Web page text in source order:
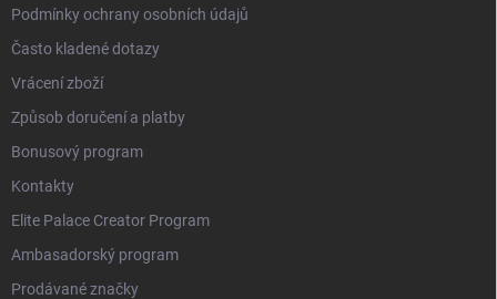
Podmínky ochrany osobních údajů
Často kladené dotazy
Vrácení zboží
Způsob doručení a platby
Bonusový program
Kontakty
Elite Palace Creator Program
Ambasadorský program
Prodávané značky